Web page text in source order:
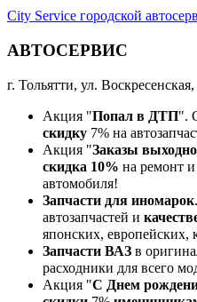
City Service городской
АВТОСЕРВИС
г. Тольятти, ул. Воскресенская,
Акция "Попал в ДТП".
скидку 7% на
Акция "Заказы
скидка 10% на ремонт
автомобиля!
Запчасти для иномарок
автозапчастей и
японских, европейских,
Запчасти ВАЗ в
расходники для всего
Акция "С Днем